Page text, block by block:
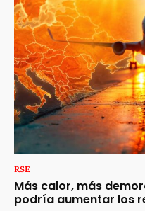
RSE
Más calor, más
podría aumentar los